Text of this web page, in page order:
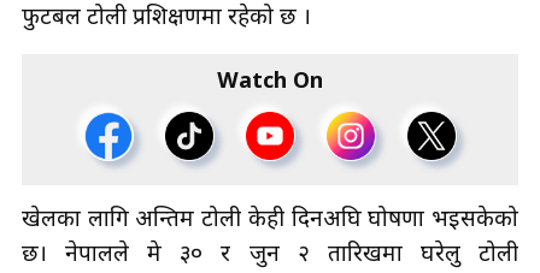
फुटबल टोली प्रशिक्षणमा रहेको छ ।
Watch On
खेलका लागि अन्तिम टोली केही दिनअघि घोषणा भइसकेको
छ। नेपालले मे ३० र जुन २ तारिखमा घरेलु टोली